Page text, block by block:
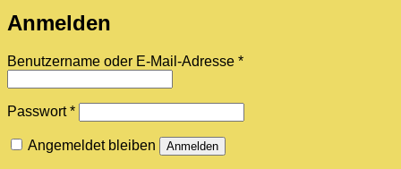
Anmelden
Benutzername oder E-Mail-Adresse *Erforderlich
Passwort*Erforderlich
Angemeldet bleiben Anmelden